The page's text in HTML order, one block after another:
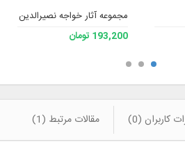
مجموعه آثار خواجه نصیرالدین
193,200 تومان
کاربران (0) مقالات مرتبط (1)